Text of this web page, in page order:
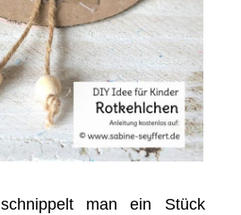
man ein Stück